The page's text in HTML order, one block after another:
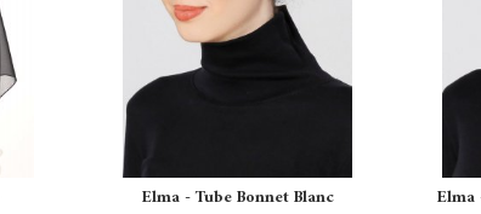
Elma - Tube Bonnet Blanc